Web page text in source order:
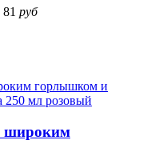
81 руб
широким